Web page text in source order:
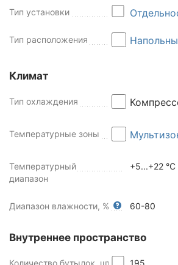
Тип установки
Тип расположения
Климат
Тип охлаждения
Температурные зоны
Температурный
диапазон
+5...+22 °C
Диапазон влажности, % 60-80
Внутреннее пространство
Количество бутылок, шт 195